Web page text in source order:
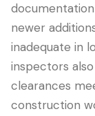
newer
inadequate in
inspectors
clearances
construction